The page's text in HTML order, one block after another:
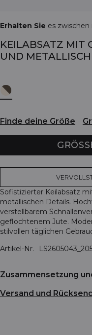
Erhalten Sie es
KEILABSATZ MIT
UND
Finde deine Größe
Sofistizierter Keilabsatz
metallischen Details.
verstellbarem
geflochtenem Jute.
stilvollen täglichen
Artikel-Nr.
Zusammensetzung
Versand und